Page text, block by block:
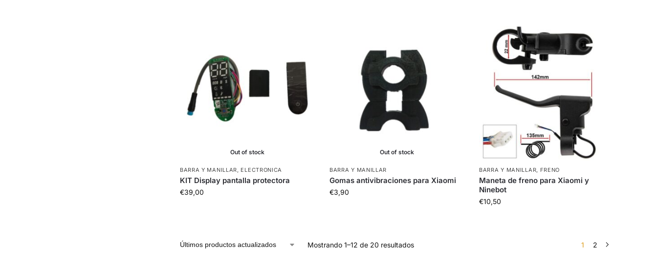
Out of stock
BARRA Y MANILLAR, ELECTRONICA
KIT Display pantalla protectora
€39,00
Out of stock
BARRA Y MANILLAR
Gomas antivibraciones para Xiaomi
€3,90
BARRA Y MANILLAR, FRENO
Maneta de freno para Xiaomi y
Ninebot
€10,50
Mostrando 1–12 de 20 resultados 1 2